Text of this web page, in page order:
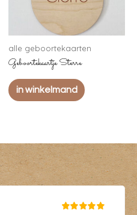
alle geboortekaarten
Geboortekaartje Sterre
in winkelmand